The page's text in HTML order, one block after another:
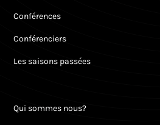
Conférences
Conférenciers
Les saisons passées
Qui sommes nous?